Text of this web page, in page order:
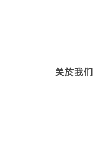
关於我们